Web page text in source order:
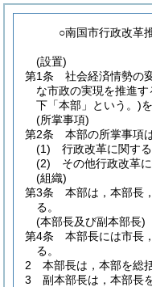
○南国市行政改革
(設置)
第1条
社会経済情勢の
な市政の実現を推進
下「本部」という。)
(所掌事項)
第2条
本部の所掌事項
(1)
行政改革に関す
(2)
その他行政改革
(組織)
第3条
本部は，本部長
る。
(本部長及び副本部長)
第4条
本部長には市長
る。
2
本部長は，本部を総
3
副本部長は，本部長